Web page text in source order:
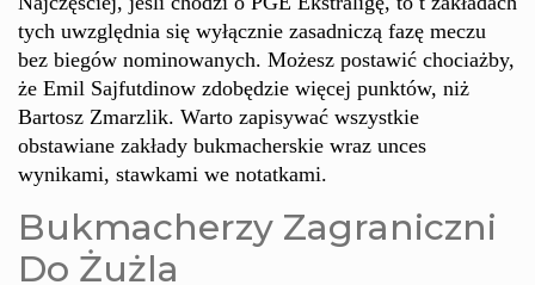
tych uwzględnia się wyłącznie zasadniczą fazę meczu
bez biegów nominowanych. Możesz postawić chociażby,
że Emil Sajfutdinow zdobędzie więcej punktów, niż
Bartosz Zmarzlik. Warto zapisywać wszystkie
obstawiane zakłady bukmacherskie wraz unces
wynikami, stawkami we notatkami.
Bukmacherzy Zagraniczni
Do Żużla